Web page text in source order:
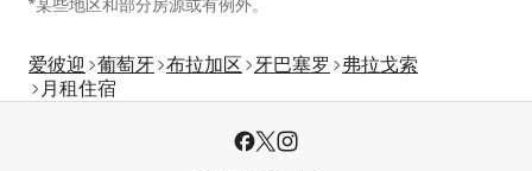
*某些地区和部分房源或有例外。
爱彼迎 葡萄牙 布拉加区 牙巴塞罗
弗拉戈索
月租住宿